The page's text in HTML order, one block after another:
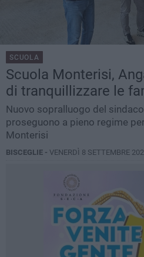
SCUOLA
Scuola Monterisi,
di tranquillizzare le
Nuovo sopralluogo del
proseguono a pieno regime
Monterisi
BISCEGLIE - VENERDÌ 8 SETTEMBRE